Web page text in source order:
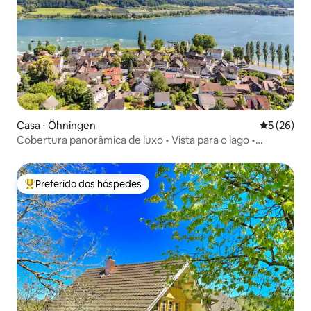
Casa ⋅ Öhningen 5 de uma
5 (26)
Cobertura panorâmica de luxo • Vista para o lago •
Entre os melhores preferidos dos hóspedes
Preferido dos hóspedes